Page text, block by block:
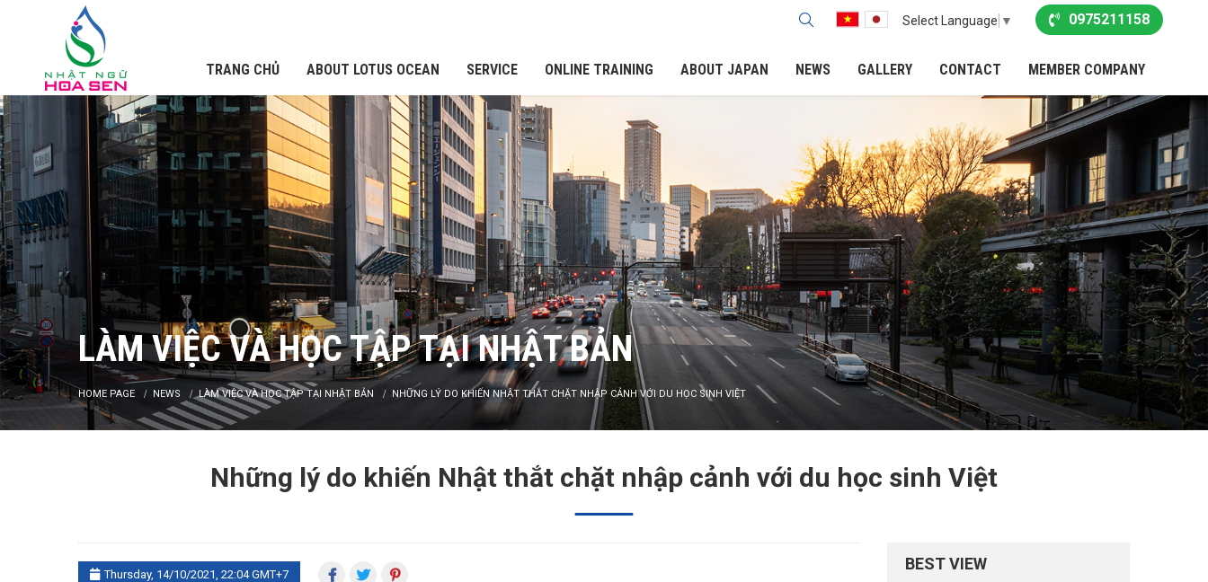
Select Language ▼ 0975211158
TRANG CHỦ ABOUT LOTUS OCEAN SERVICE ONLINE TRAINING ABOUT JAPAN NEWS GALLERY CONTACT MEMBER COMPANY
LÀM VIỆC VÀ HỌC TẬP TẠI NHẬT BẢN
HOME PAGE NEWS LÀM VIỆC VÀ HỌC TẬP TẠI NHẬT BẢN NHỮNG LÝ DO KHIẾN NHẬT THẮT CHẶT NHẬP CẢNH VỚI DU HỌC SINH VIỆT
Những lý do khiến Nhật thắt chặt nhập cảnh với du học sinh Việt
Thursday, 14/10/2021, 22:04 GMT+7
BEST VIEW